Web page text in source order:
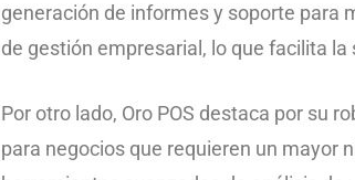
generación de informes y soporte para
de gestión empresarial, lo que facilita
Por otro lado, Oro POS destaca por su
para negocios que requieren un mayor